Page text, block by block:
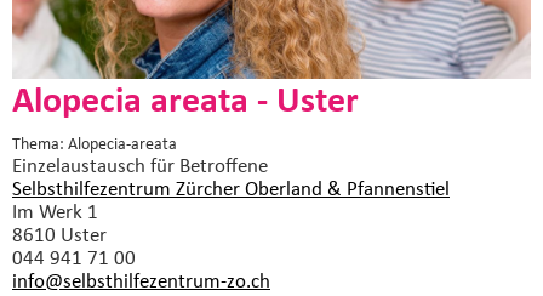
Alopecia areata - Uster
Thema: Alopecia-areata
Einzelaustausch für Betroffene
Selbsthilfezentrum Zürcher Oberland & Pfannenstiel
Im Werk 1
8610 Uster
044 941 71 00
info@selbsthilfezentrum-zo.ch